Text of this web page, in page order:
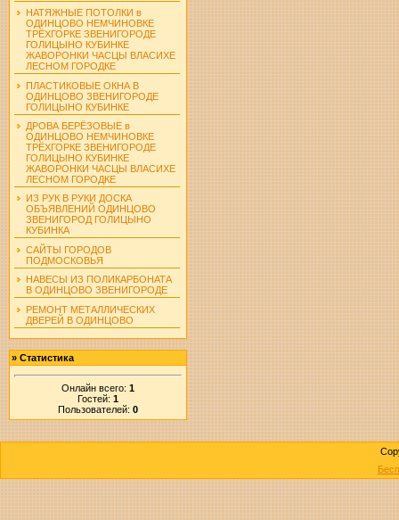
НАТЯЖНЫЕ ПОТОЛКИ в
ОДИНЦОВО НЕМЧИНОВКЕ
ТРЁХГОРКЕ ЗВЕНИГОРОДЕ
ГОЛИЦЫНО КУБИНКЕ
ЖАВОРОНКИ ЧАСЦЫ ВЛАСИХЕ
ЛЕСНОМ ГОРОДКЕ
ПЛАСТИКОВЫЕ ОКНА В
ОДИНЦОВО ЗВЕНИГОРОДЕ
ГОЛИЦЫНО КУБИНКЕ
ДРОВА БЕРЁЗОВЫЕ в
ОДИНЦОВО НЕМЧИНОВКЕ
ТРЁХГОРКЕ ЗВЕНИГОРОДЕ
ГОЛИЦЫНО КУБИНКЕ
ЖАВОРОНКИ ЧАСЦЫ ВЛАСИХЕ
ЛЕСНОМ ГОРОДКЕ
ИЗ РУК В РУКИ ДОСКА
ОБЪЯВЛЕНИЙ ОДИНЦОВО
ЗВЕНИГОРОД ГОЛИЦЫНО
КУБИНКА
САЙТЫ ГОРОДОВ
ПОДМОСКОВЬЯ
НАВЕСЫ ИЗ ПОЛИКАРБОНАТА
В ОДИНЦОВО ЗВЕНИГОРОДЕ
РЕМОНТ МЕТАЛЛИЧЕСКИХ
ДВЕРЕЙ В ОДИНЦОВО
» Статистика
Онлайн всего: 1
Гостей: 1
Пользователей: 0